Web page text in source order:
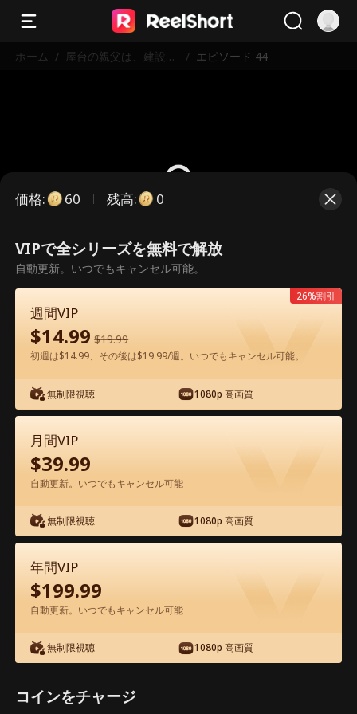
ホーム / 屋台の親父は、建設王
/ エピソード 44
こちらは有料のエピソードです。視
聴いただくには解放が必要です。
アプリ内で無料視聴可能
エピソード44 - 屋台の親父は、建設王だ
った 映画フル
ドラマ別名： 俺の父は業界の一番大物だった
価格: 60 残高: 0
VIPで全シリーズを無料で解放
自動更新。いつでもキャンセル可能。
週間VIP
$14.99 $19.99
初週は$14.99、その後は$19.99/週。いつでもキャンセル可能。
無制限視聴 1080p 高画質
26%割引
月間VIP
$39.99
自動更新。いつでもキャンセル可能
無制限視聴 1080p 高画質
年間VIP
$199.99
自動更新。いつでもキャンセル可能
無制限視聴 1080p 高画質
コインをチャージ